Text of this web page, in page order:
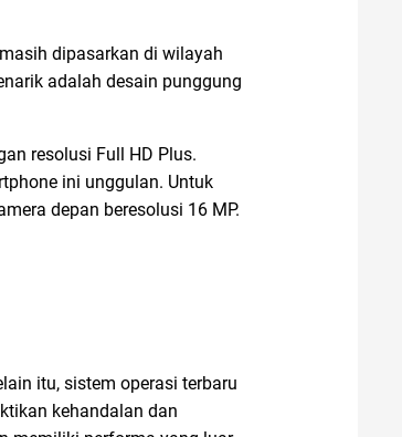
dipasarkan di wilayah
adalah desain punggung
resolusi Full HD Plus.
ini unggulan. Untuk
depan beresolusi 16 MP.
itu, sistem operasi terbaru
kehandalan dan